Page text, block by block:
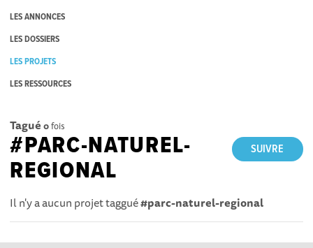
LES ANNONCES
LES DOSSIERS
LES PROJETS
LES RESSOURCES
Tagué 0fois
SUIVRE
#PARC-NATUREL-
REGIONAL
Il n'y a aucun projet taggué#parc-naturel-regional